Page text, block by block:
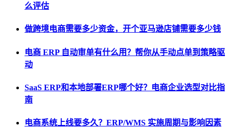
么评估
做跨境电商需要多少资金，开个亚马逊店铺需要多少钱
电商 ERP 自动审单有什么用？帮你从手动点单到策略驱
动
SaaS ERP和本地部署ERP哪个好？电商企业选型对比指
南
电商系统上线要多久？ERP/WMS 实施周期与影响因素